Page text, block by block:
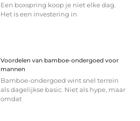
Een boxspring koop je niet elke dag.
Het is een investering in
Voordelen van bamboe-ondergoed voor
mannen
Bamboe-ondergoed wint snel terrein
als dagelijkse basic. Niet als hype, maar
omdat